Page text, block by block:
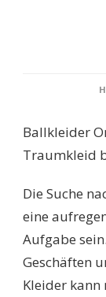
Ballkleider
Traumkleid
Die Suche
eine
Aufgabe
Geschäften
Kleider